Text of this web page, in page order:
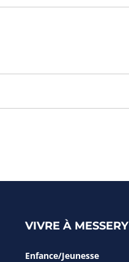
VIVRE À MESSERY
Enfance/Jeunesse